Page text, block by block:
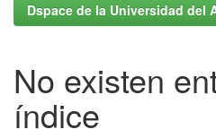
Dspace de la Universidad del
No existen
índice